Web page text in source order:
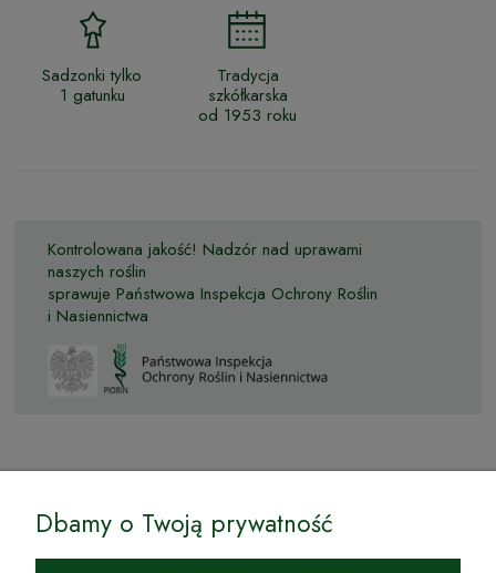
Sadzonki tylko
1 gatunku
Tradycja
szkółkarska
od 1953 roku
Kontrolowana jakość! Nadzór nad uprawami
naszych roślin
sprawuje Państwowa Inspekcja Ochrony Roślin
i Nasiennictwa
Internetowy Sklep Ogrodniczy Podkarpackie Sady to inicjatywa
Dbamy o Twoją prywatność